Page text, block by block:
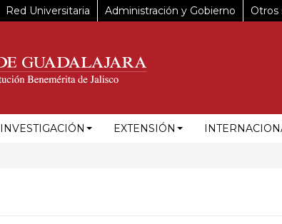
Red Universitaria Administración y Gobierno Otros
INVESTIGACIÓN EXTENSIÓN